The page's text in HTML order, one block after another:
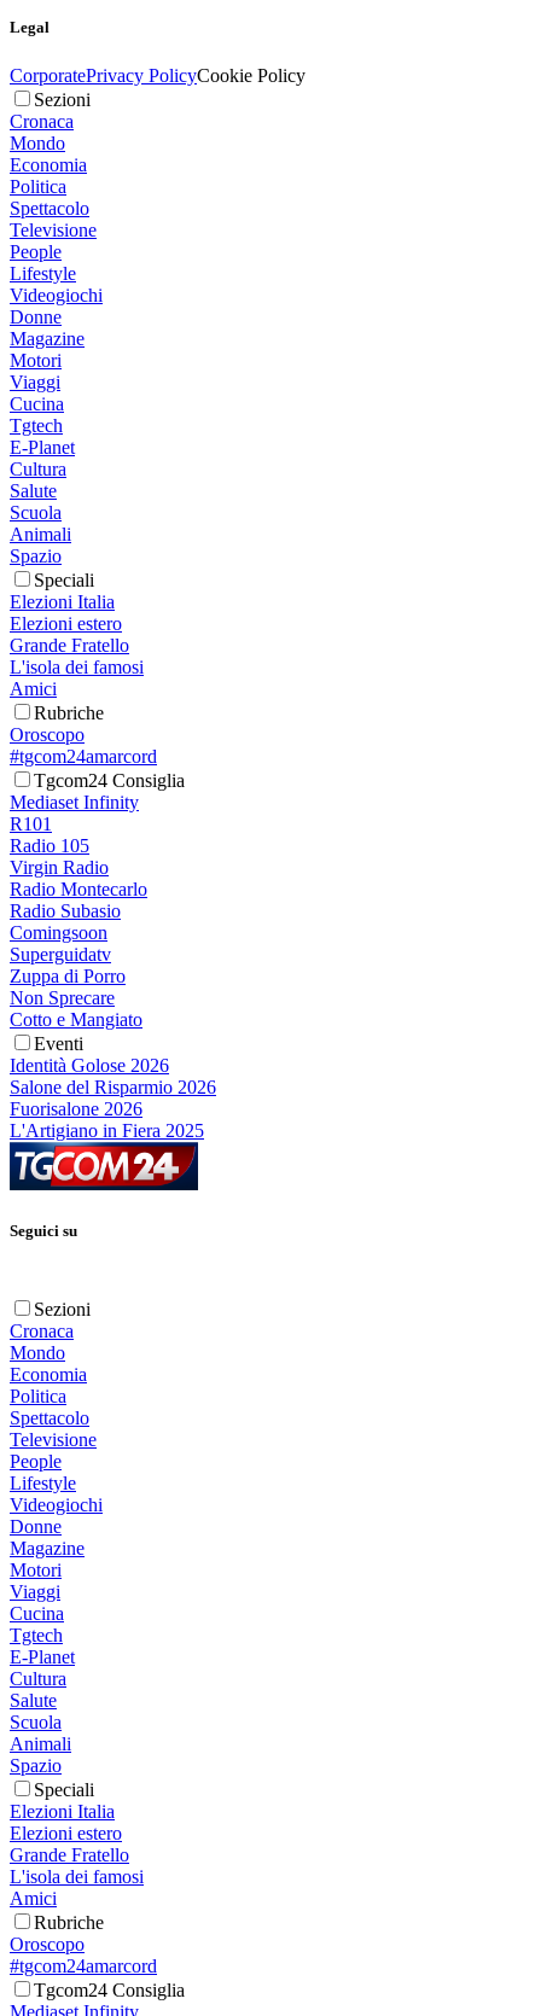
Legal
CorporatePrivacy PolicyCookie Policy
Sezioni
Cronaca
Mondo
Economia
Politica
Spettacolo
Televisione
People
Lifestyle
Videogiochi
Donne
Magazine
Motori
Viaggi
Cucina
Tgtech
E-Planet
Cultura
Salute
Scuola
Animali
Spazio
Speciali
Elezioni Italia
Elezioni estero
Grande Fratello
L'isola dei famosi
Amici
Rubriche
Oroscopo
#tgcom24amarcord
Tgcom24 Consiglia
Mediaset Infinity
R101
Radio 105
Virgin Radio
Radio Montecarlo
Radio Subasio
Comingsoon
Superguidatv
Zuppa di Porro
Non Sprecare
Cotto e Mangiato
Eventi
Identità Golose 2026
Salone del Risparmio 2026
Fuorisalone 2026
L'Artigiano in Fiera 2025
Seguici su
Sezioni
Cronaca
Mondo
Economia
Politica
Spettacolo
Televisione
People
Lifestyle
Videogiochi
Donne
Magazine
Motori
Viaggi
Cucina
Tgtech
E-Planet
Cultura
Salute
Scuola
Animali
Spazio
Speciali
Elezioni Italia
Elezioni estero
Grande Fratello
L'isola dei famosi
Amici
Rubriche
Oroscopo
#tgcom24amarcord
Tgcom24 Consiglia
Mediaset Infinity